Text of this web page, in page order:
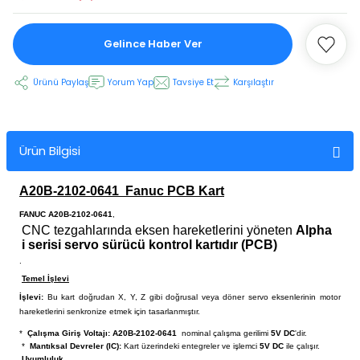
Kablo
Kablo
Kablo
Membranı
Gelince Haber Ver
Ürünü Paylaş Yorum Yap Tavsiye Et Karşılaştır
Ürün Bilgisi
A20B-2102-0641 Fanuc PCB Kart
FANUC A20B-2102-0641
CNC tezgahlarında eksen hareketlerini yönetenAlpha
i serisi servo sürücü kontrol kartıdır (PCB)
.
Temel İşlevi
İşlevi: Bu kart doğrudan X, Y, Z gibi doğrusal veya döner servo eksenlerinin motor
hareketlerini senkronize etmek için tasarlanmıştır.
* Çalışma Giriş Voltajı: A20B-2102-0641 nominal çalışma gerilimi 5V DC'dir.
* Mantıksal Devreler (IC): Kart üzerindeki entegreler ve işlemci 5V DC ile çalışır.